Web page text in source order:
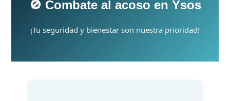
🚫 Combate al acoso en Ysos
¡Tu seguridad y bienestar son nuestra prioridad!